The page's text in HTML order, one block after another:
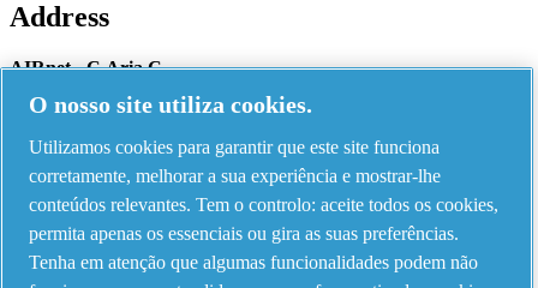
Address
AIRnet - C.Aria.C
Via Selva Maiolo, 5/7 - 36075, Montecchio Maggiore, Vicenza Italy
Contact us
Piping Systems - click to see details
O nosso site utiliza cookies.
Utilizamos cookies para garantir que este site funciona
corretamente, melhorar a sua experiência e mostrar-lhe
conteúdos relevantes. Tem o controlo: aceite todos os cookies,
permita apenas os essenciais ou gira as suas preferências.
Tenha em atenção que algumas funcionalidades podem não